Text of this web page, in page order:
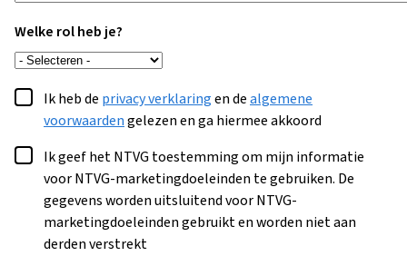
Welke rol heb je?
Ik heb de privacy verklaringen dealgemene
voorwaardengelezen en ga hiermee akkoord
Ik geef het NTVG toestemming om mijn informatie
voor NTVG-marketingdoeleinden te gebruiken. De
gegevens worden uitsluitend voor NTVG-
marketingdoeleinden gebruikt en worden niet aan
derden verstrekt